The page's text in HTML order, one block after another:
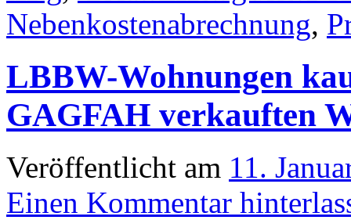
Nebenkostenabrechnung,
LBBW-Wohnungen
GAGFAH verkauften
Veröffentlicht am 11.
Einen Kommentar